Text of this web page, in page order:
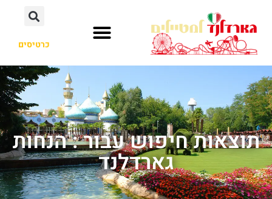
כרטיסים
תוצאות חיפוש עבור : הנחות
גארדלנד